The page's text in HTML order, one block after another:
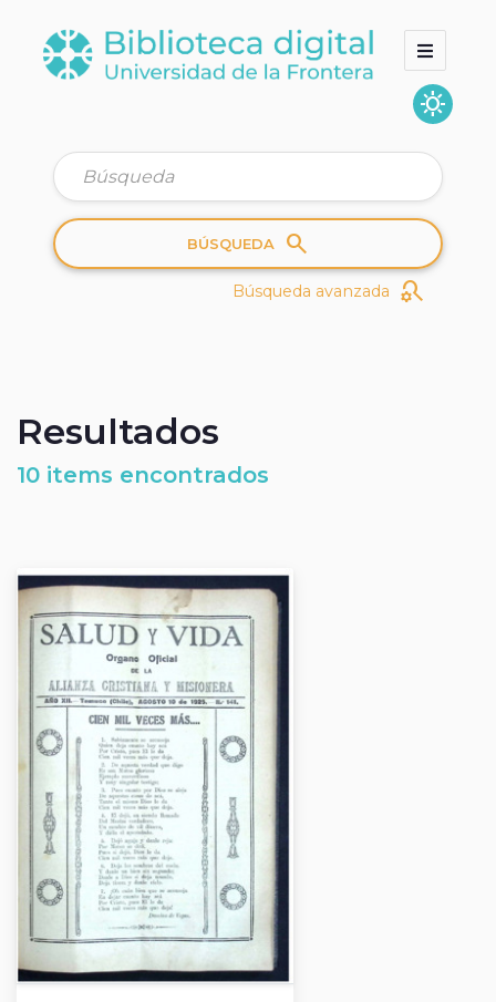
sunny
Colecciones
Quienes somos
BÚSQUEDA search
Búsqueda avanzada search_gear
Resultados
10 items encontrados